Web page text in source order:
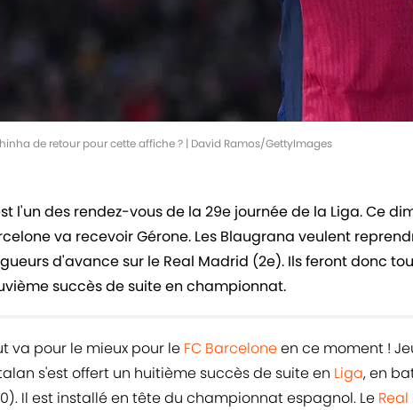
de retour pour cette affiche ? | David Ramos/GettyImages
l'un des rendez-vous de la 29e journée de la Liga. Ce
va recevoir Gérone. Les Blaugrana veulent
d'avance sur le Real Madrid (2e). Ils feront donc
succès de suite en championnat.
va pour le mieux pour le FC Barceloneen ce moment !
s'est offert un huitième succès de suite en Liga, en
Il est installé en tête du championnat espagnol. Le